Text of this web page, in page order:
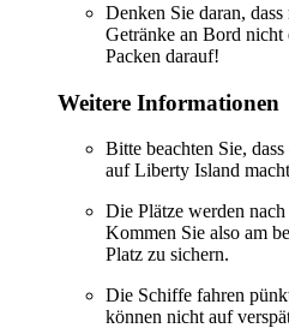
Denken Sie daran,
Getränke an Bord
Packen darauf!
Weitere Informationen
Bitte beachten Sie,
auf Liberty Island
Die Plätze werden
Kommen Sie also am
Platz zu sichern.
Die Schiffe fahren
können nicht auf